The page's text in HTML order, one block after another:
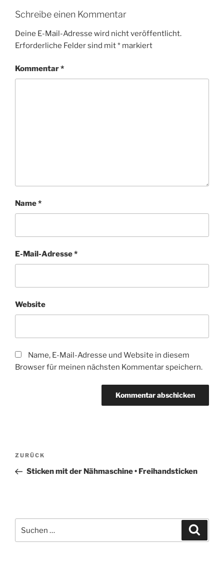
Schreibe einen Kommentar
Deine E-Mail-Adresse wird nicht veröffentlicht.
Erforderliche Felder sind mit* markiert
Kommentar*
Name*
E-Mail-Adresse*
Website
Name, E-Mail-Adresse und Website in diesem
Browser für meinen nächsten Kommentar speichern.
Beitragsnavigation
Vorheriger
Beitrag
ZURÜCK
Sticken mit der Nähmaschine • Freihandsticken
nach: